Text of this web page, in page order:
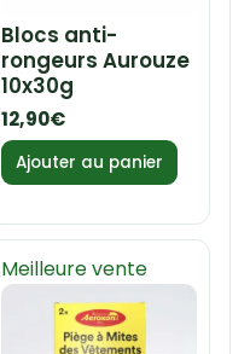
Blocs anti-
rongeurs Aurouze
10x30g
12,90€
Ajouter au panier
Meilleure vente